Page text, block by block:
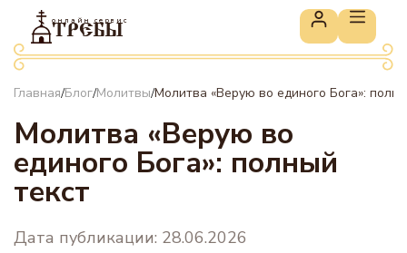
онлайн сервис
ТРЕБЫ
Главная/Блог/Молитвы/Молитва «Верую во единого Бога»:
Молитва «Верую во
единого Бога»: полный
текст
Дата публикации: 28.06.2026